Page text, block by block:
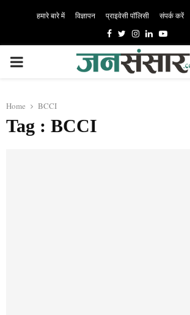
हमारे बारे में विज्ञापन प्राइवेसी पॉलिसी संपर्क करें
Facebook
TwitterInstagram
LinkedinYoutube
PRIMARY
Home BCCI
Tag : BCCI